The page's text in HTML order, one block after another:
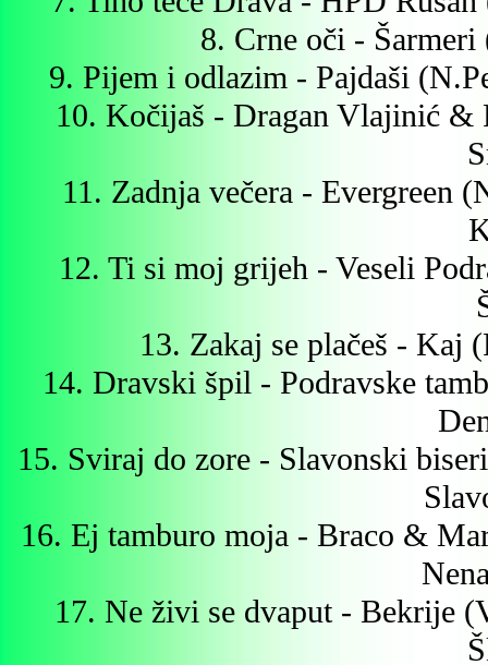
8. Crne oči -
9. Pijem i odlazim - Pajdaši
10. Kočijaš - Dragan Vlajinić
11. Zadnja večera - Evergreen
12. Ti si moj grijeh - Veseli
13. Zakaj se plačeš - Kaj
14. Dravski špil - Podravske
15. Sviraj do zore - Slavonski
16. Ej tamburo moja - Braco &
17. Ne živi se dvaput - Bekrije